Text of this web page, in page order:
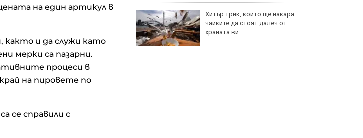
на един артикул в
и да служи като
мерки са пазарни.
процеси в
на пировете по
се справили с
Анализатор: За Тръмп ще е по-
президент
Хитър трик, който ще накара
чайките да стоят далеч от
храната ви